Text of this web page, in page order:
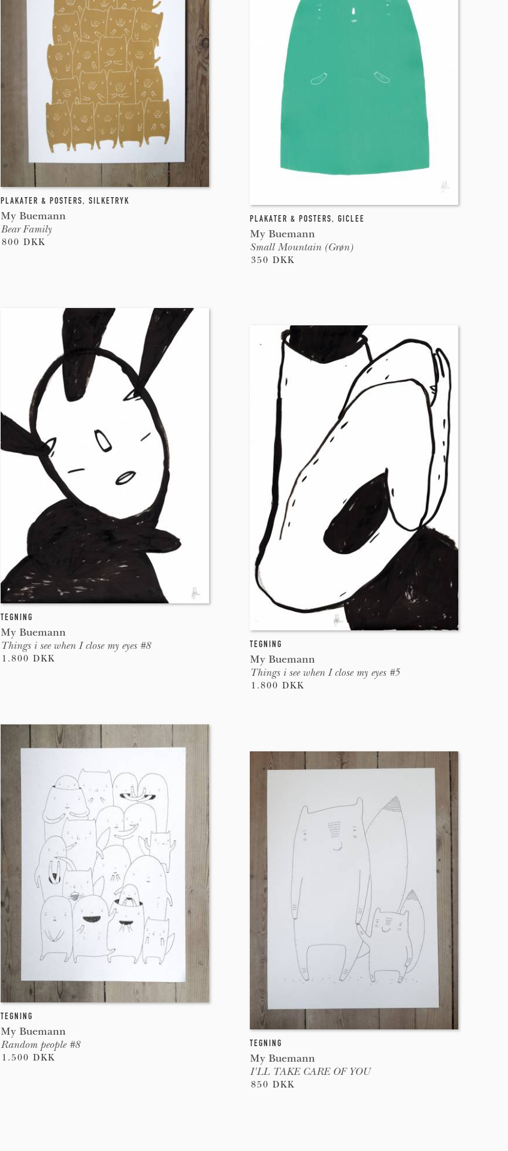
PLAKATER & POSTERS, SILKETRYK
My Buemann
Bear Family
800 DKK
PLAKATER & POSTERS, GICLEE
My Buemann
Small Mountain (Grøn)
350 DKK
TEGNING
My Buemann
Things i see when I close my eyes #8
1.800 DKK
TEGNING
My Buemann
Things i see when I close my eyes #5
1.800 DKK
TEGNING
My Buemann
Random people #8
1.500 DKK
TEGNING
My Buemann
I'LL TAKE CARE OF YOU
850 DKK